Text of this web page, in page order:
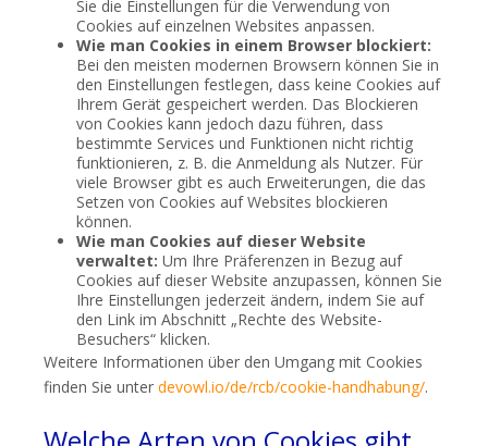
Sie die Einstellungen für die Verwendung von
Cookies auf einzelnen Websites anpassen.
Wie man Cookies in einem Browser blockiert:
Bei den meisten modernen Browsern können Sie in
den Einstellungen festlegen, dass keine Cookies auf
Ihrem Gerät gespeichert werden. Das Blockieren
von Cookies kann jedoch dazu führen, dass
bestimmte Services und Funktionen nicht richtig
funktionieren, z. B. die Anmeldung als Nutzer. Für
viele Browser gibt es auch Erweiterungen, die das
Setzen von Cookies auf Websites blockieren
können.
Wie man Cookies auf dieser Website
verwaltet: Um Ihre Präferenzen in Bezug auf
Cookies auf dieser Website anzupassen, können Sie
Ihre Einstellungen jederzeit ändern, indem Sie auf
den Link im Abschnitt „Rechte des Website-
Besuchers“ klicken.
Weitere Informationen über den Umgang mit Cookies
finden Sie unter devowl.io/de/rcb/cookie-handhabung/.